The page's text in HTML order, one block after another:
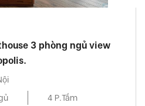
3 phòng ngủ view
4 P.Tắm